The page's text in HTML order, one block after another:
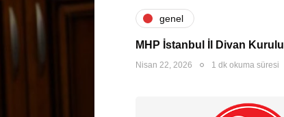
genel
MHP İstanbul İl Divan Kurulu
Nisan 22, 2026 1 dk okuma süresi